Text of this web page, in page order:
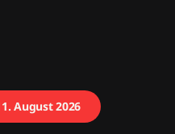
August 2026